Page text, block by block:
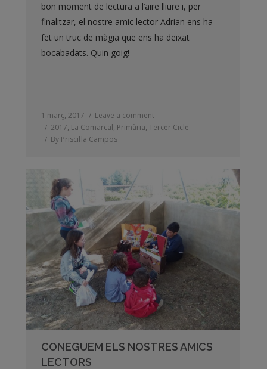
bon moment de lectura a l’aire lliure i, per
finalitzar, el nostre amic lector Adrian ens ha
fet un truc de màgia que ens ha deixat
bocabadats. Quin goig!
1 març, 2017
Leave a comment
2017, La Comarcal, Primària, Tercer Cicle
By Priscil·la Campos
CONEGUEM ELS NOSTRES AMICS
LECTORS